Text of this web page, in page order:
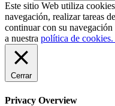
Este sitio Web utiliza
navegación, realizar tareas
continuar con su
a nuestra política de cookies.
Cerrar
Privacy Overview